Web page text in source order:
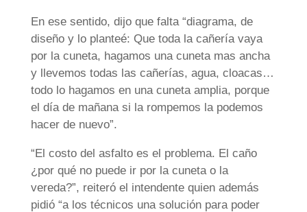
En ese sentido, dijo que falta “diagrama, de
diseño y lo planteé: Que toda la cañería vaya
por la cuneta, hagamos una cuneta mas ancha
y llevemos todas las cañerías, agua, cloacas…
todo lo hagamos en una cuneta amplia, porque
el día de mañana si la rompemos la podemos
hacer de nuevo”.
“El costo del asfalto es el problema. El caño
¿por qué no puede ir por la cuneta o la
vereda?”, reiteró el intendente quien además
pidió “a los técnicos una solución para poder